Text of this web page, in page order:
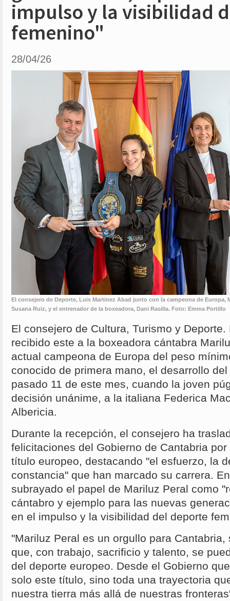
impulso y la visibilidad
femenino"
28/04/26
El consejero de Deporte, Luis Martinez Abad junto con la campeona de Europa,
Susana Ruiz, y el entrenador de la boxeadora, Dani Rasilla. Foto: Emma Portillo
El consejero de Cultura, Turismo y
recibido este a la boxeadora cántabra
actual campeona de Europa del peso
conocido de primera mano, el desarrollo
pasado 11 de este mes, cuando la joven
decisión unánime, a la italiana Federica
Albericia.
Durante la recepción, el consejero ha
felicitaciones del Gobierno de Cantabria
título europeo, destacando "el esfuerzo, la
constancia" que han marcado su carrera.
subrayado el papel de Mariluz Peral como
cántabro y ejemplo para las nuevas
en el impulso y la visibilidad del deporte
"Mariluz Peral es un orgullo para
que, con trabajo, sacrificio y talento, se
del deporte europeo. Desde el Gobierno
solo este título, sino toda una trayectoria
nuestra tierra más allá de nuestras